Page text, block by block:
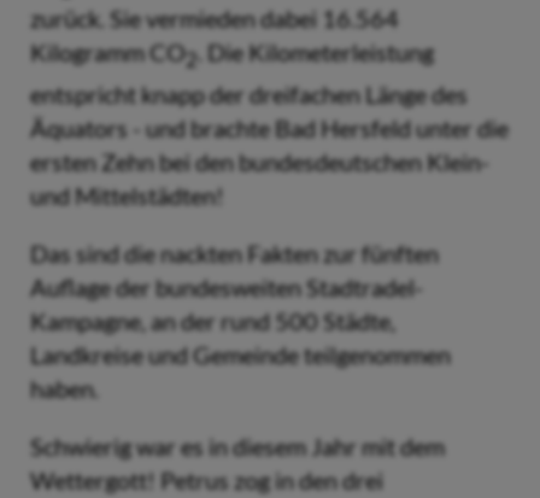
zurück. Sie vermieden dabei 16.564
Kilogramm CO2 . Die Kilometerleistung
entspricht knapp der dreifachen Länge des
Äquators - und brachte Bad Hersfeld unter die
ersten Zehn bei den bundesdeutschen Klein-
und Mittelstädten!
Das sind die nackten Fakten zur fünften
Auflage der bundesweiten Stadtradel-
Kampagne, an der rund 500 Städte,
Landkreise und Gemeinde teilgenommen
haben.
Schwierig war es in diesem Jahr mit dem
Wettergott! Petrus zog in den drei